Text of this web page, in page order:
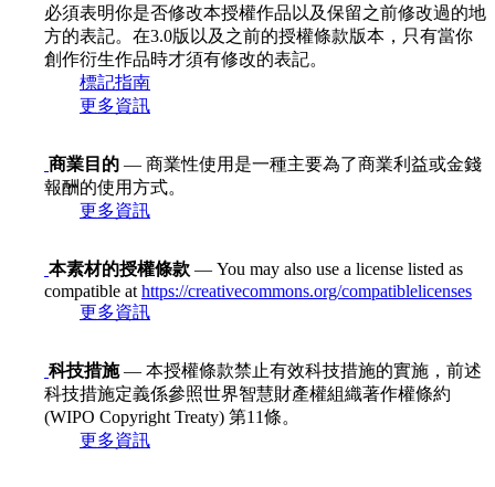
必須表明你是否修改本授權作品以及保留之前修改過的地
方的表記。在3.0版以及之前的授權條款版本，只有當你
創作衍生作品時才須有修改的表記。
標記指南
更多資訊
商業目的 — 商業性使用是一種主要為了商業利益或金錢
報酬的使用方式。
更多資訊
本素材的授權條款 — You may also use a license listed as
compatible at https://creativecommons.org/compatiblelicenses
更多資訊
科技措施— 本授權條款禁止有效科技措施的實施，前述
科技措施定義係參照世界智慧財產權組織著作權條約
(WIPO Copyright Treaty) 第11條。
更多資訊